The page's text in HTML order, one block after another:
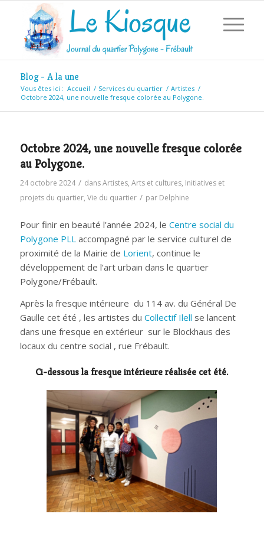
Blog - A la une
Vous êtes ici : Accueil / Services du quartier / Artistes /
Octobre 2024, une nouvelle fresque colorée au Polygone.
Octobre 2024, une nouvelle fresque colorée
au Polygone.
24 octobre 2024 / dansArtistes, Arts et cultures, Initiatives et
projets du quartier, Vie du quartier / par Delphine
Pour finir en beauté l’année 2024, le Centre social du
Polygone PLL accompagné par le service culturel de
proximité de la Mairie de Lorient, continue le
développement de l’art urbain dans le quartier
Polygone/Frébault.
Après la fresque intérieure du 114 av. du Général De
Gaulle cet été , les artistes du Collectif Ilell se lancent
dans une fresque en extérieur sur le Blockhaus des
locaux du centre social , rue Frébault.
Ci-dessous la fresque intérieure réalisée cet été.